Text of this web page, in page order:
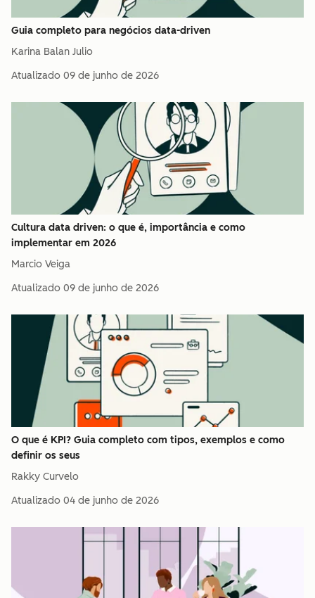
Guia completo para negócios data-driven
Karina Balan Julio
Atualizado 09 de junho de 2026
Cultura data driven: o que é, importância e como
implementar em 2026
Marcio Veiga
Atualizado 09 de junho de 2026
O que é KPI? Guia completo com tipos, exemplos e como
definir os seus
Rakky Curvelo
Atualizado 04 de junho de 2026